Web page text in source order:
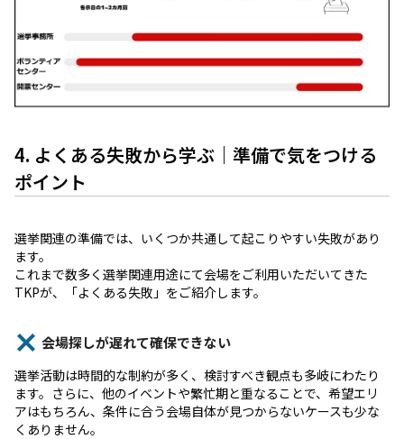
4. よくある失敗から学ぶ｜準備で気をつける
ポイント
選挙関連の準備では、いくつか共通して起こりやすい失敗があり
ます。
これまで数多く選挙関連用途にて会場をご利用いただいてきた
TKPが、「よくある失敗」をご紹介します。
会場探しが遅れて確保できない
選挙活動は時間的な制約が多く、検討すべき観点も多岐にわたり
ます。さらに、他のイベントや繁忙期と重なることで、希望エリ
アはもちろん、条件に合う会場自体が見つからないケースも少な
くありません。